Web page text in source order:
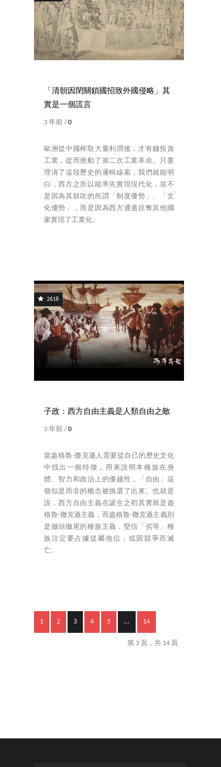
「清朝因閉關鎖國招致外國侵略」其
實是一個謊言
3 年前 / 0
歐洲從中國榨取大量利潤後，才有錢投資
工業，從而推動了第二次工業革命。只要
理清了這段歷史的邏輯線索，我們就能明
白，西方之所以能率先實現現代化，並不
是因為其鼓吹的所謂「制度優勢」、「文
化優勢」，而是因為西方通過掠奪其他國
家實現了工業化。
2618
子政：西方自由主義是人類自由之敵
3 年前 / 0
當盎格魯-撒克遜人需要從自己的歷史文化
中找出一個特徵，用來說明本種族在身
體、智力和政治上的優越性，「自由」這
個似是而非的概念被挑選了出來。也就是
說，西方自由主義在誕生之初其實就是盎
格魯-撒克遜主義，而盎格魯-撒克遜主義則
是徹頭徹尾的種族主義，堅信「劣等」種
族注定要占據從屬地位，或因競爭而滅
亡。
1 2 3 4 5 ... 14
第 3 頁，共 14 頁